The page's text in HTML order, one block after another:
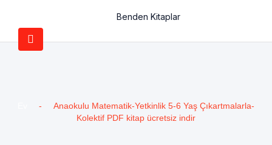
Benden Kitaplar
-
Anaokulu Matematik-Yetkinlik 5-6 Yaş Çıkartmalarla-
Kolektif PDF kitap ücretsiz indir